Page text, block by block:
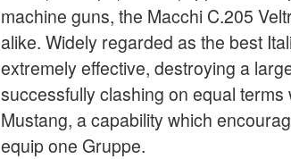
machine guns, the Macchi C.205
alike. Widely regarded as the best
extremely effective, destroying a
successfully clashing on equal
Mustang, a capability which
equip one Gruppe.